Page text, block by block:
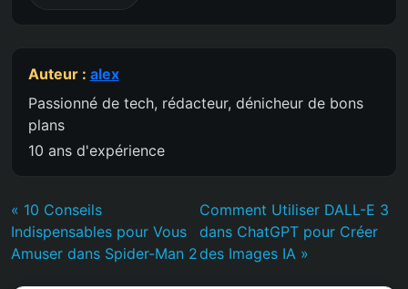
Auteur : alex
Passionné de tech, rédacteur, dénicheur de bons
plans
10 ans d'expérience
« 10 Conseils
Indispensables pour Vous
Amuser dans Spider-Man 2
Comment Utiliser DALL-E 3
dans ChatGPT pour Créer
des Images IA »